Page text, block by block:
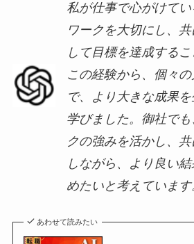
私が仕事で心がけて
ワークを大切にし、
して目標を達成するこ
この経験から、個々
で、より大きな成果
学びました。御社で
クの強みを活かし、
しながら、より良い
めたいと考えています
あわせて読みたい